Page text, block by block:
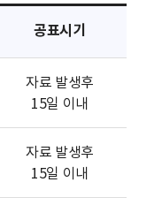
공표시기
자료 발생후
15일 이내
자료 발생후
15일 이내